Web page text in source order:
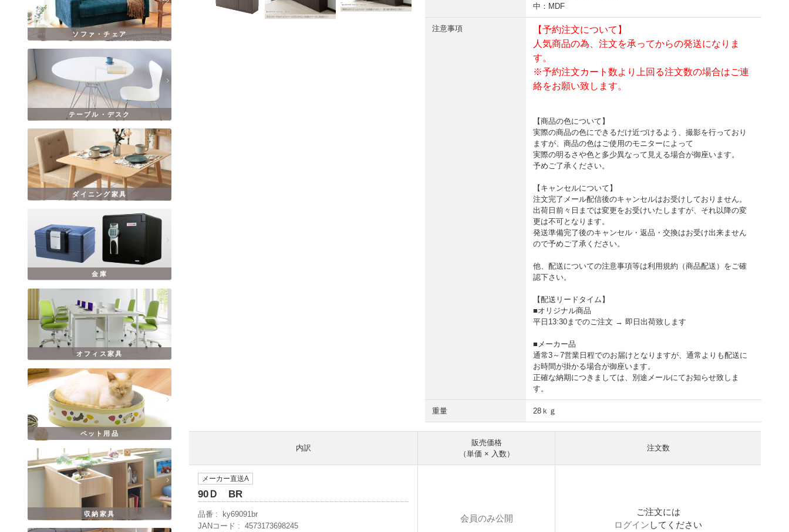
中：MDF
注意事項
【予約注文について】
人気商品の為、注文を承ってからの発送になりま
す。
※予約注文カート数より上回る注文数の場合はご連
絡をお願い致します。
【商品の色について】
実際の商品の色にできるだけ近づけるよう、撮影を行っており
ますが、商品の色はご使用のモニターによって
実際の明るさや色と多少異なって見える場合が御座います。
予めご了承ください。
【キャンセルについて】
注文完了メール配信後のキャンセルはお受けしておりません。
出荷日前々日までは変更をお受けいたしますが、それ以降の変
更は不可となります。
発送準備完了後のキャンセル・返品・交換はお受け出来ません
ので予めご了承ください。
他、配送についての注意事項等は利用規約（商品配送）をご確
認下さい。
【配送リードタイム】
■オリジナル商品
平日13:30までのご注文 → 即日出荷致します
■メーカー品
通常3～7営業日程でのお届けとなりますが、通常よりも配送に
お時間が掛かる場合が御座います。
正確な納期につきましては、別途メールにてお知らせ致しま
す。
重量 28ｋｇ
内訳
販売価格
（単価 × 入数）
注文数
メーカー直送A
90Ｄ BR
品番
ky69091br
JANコード
4573173698245
会員のみ公開
ご注文には
ログイン してください
ソファ・チェア
テーブル・デスク
ダイニング家具
金庫
オフィス家具
ペット用品
収納家具